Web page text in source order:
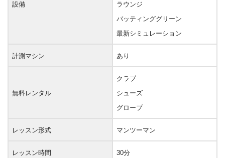
設備
ラウンジ
バッティンググリーン
最新シミュレーション
計測マシン あり
無料レンタル
クラブ
シューズ
グローブ
レッスン形式 マンツーマン
レッスン時間 30分